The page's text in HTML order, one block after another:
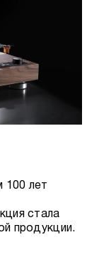
100 лет
стала
продукции.